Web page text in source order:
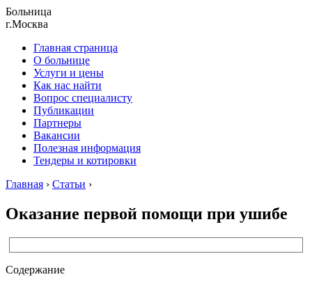
Больница
г.Москва
Главная страница
О больнице
Услуги и цены
Как нас найти
Вопрос специалисту
Публикации
Партнеры
Вакансии
Полезная информация
Тендеры и котировки
Главная › Статьи ›
Оказание первой помощи при ушибе
Содержание